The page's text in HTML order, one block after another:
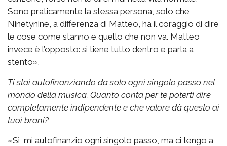
Sono praticamente la stessa persona, solo che
Ninetynine, a differenza di Matteo, ha il coraggio di dire
le cose come stanno e quello che non va. Matteo
invece è l’opposto: si tiene tutto dentro e parla a
stento».
Ti stai autofinanziando da solo ogni singolo passo nel
mondo della musica. Quanto conta per te poterti dire
completamente indipendente e che valore dà questo ai
tuoi brani?
«Sì, mi autofinanzio ogni singolo passo, ma ci tengo a